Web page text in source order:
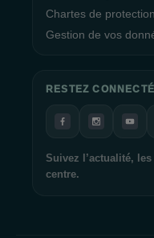
Chartes de
Gestion de vos
RESTEZ CONNECTÉ
Suivez l’actualité,
centre.